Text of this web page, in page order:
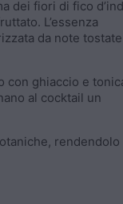
dei fiori di fico
L’essenza
da note tostate
con ghiaccio e
al cocktail un
rendendolo